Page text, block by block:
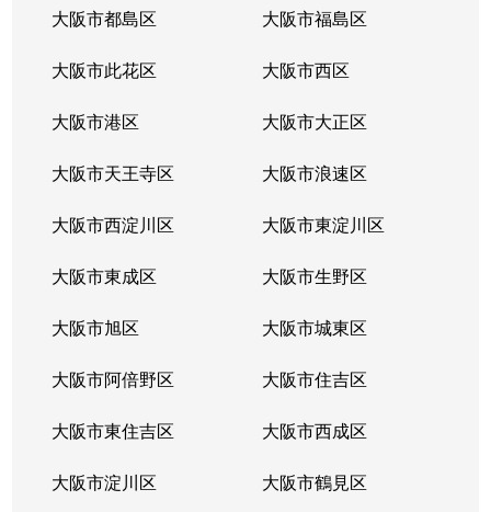
大阪市都島区 大阪市福島区
大阪市此花区 大阪市西区
大阪市港区 大阪市大正区
大阪市天王寺区 大阪市浪速区
大阪市西淀川区 大阪市東淀川区
大阪市東成区 大阪市生野区
大阪市旭区 大阪市城東区
大阪市阿倍野区 大阪市住吉区
大阪市東住吉区 大阪市西成区
大阪市淀川区 大阪市鶴見区